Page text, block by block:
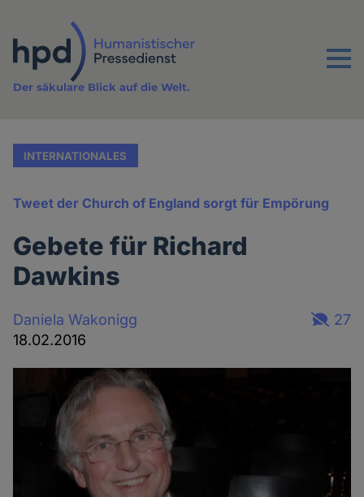
Inhalt
Menu
Der säkulare Blick auf die Welt.
INTERNATIONALES
Tweet der Church of England sorgt für Empörung
Gebete für Richard
Dawkins
Daniela Wakonigg
18.02.2016
27